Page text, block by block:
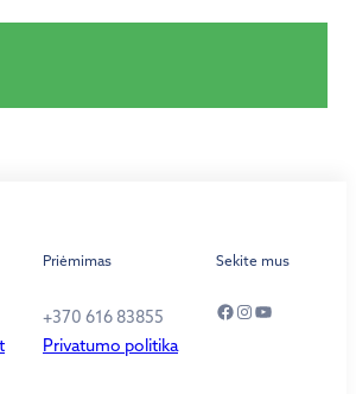
Priėmimas
+370 616 83855
Privatumo politika
Sekite mus
Facebook
Instagram
YouTube